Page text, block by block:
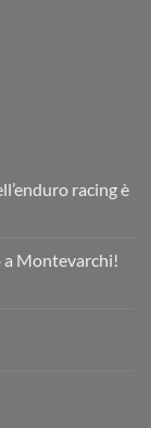
racing è
Montevarchi!